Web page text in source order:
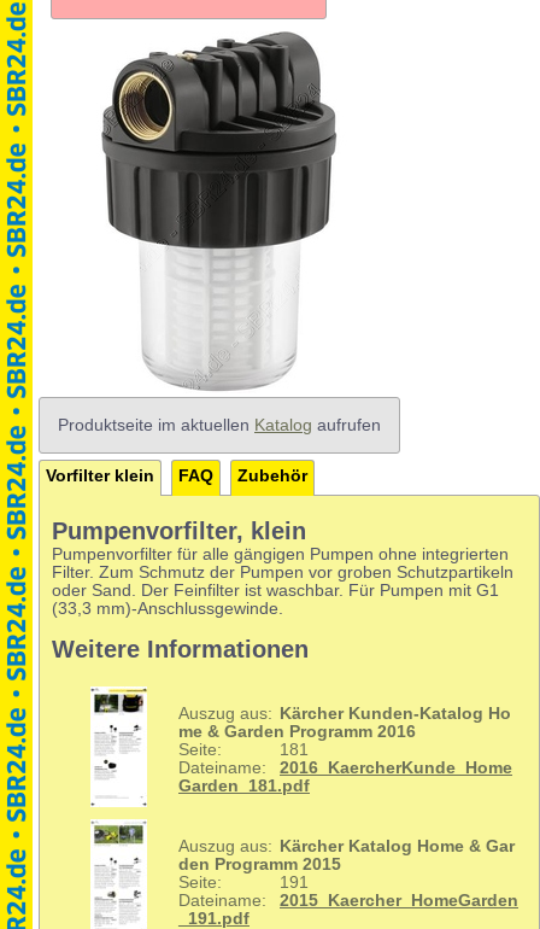
Produktseite im aktuellen Katalog aufrufen
Vorfilter klein FAQ Zubehör
Pumpenvorfilter, klein
Pumpenvorfilter für alle gängigen Pumpen ohne integrierten
Filter. Zum Schmutz der Pumpen vor groben Schutzpartikeln
oder Sand. Der Feinfilter ist waschbar. Für Pumpen mit G1
(33,3 mm)-Anschlussgewinde.
Weitere Informationen
Auszug aus:
Kärcher Kunden-Katalog Ho
me & Garden Programm 2016
Seite:
181
Dateiname:
2016_KaercherKunde_Home
Garden_181.pdf
Auszug aus:
Kärcher Katalog Home & Gar
den Programm 2015
Seite:
191
Dateiname:
2015_Kaercher_HomeGarden
_191.pdf